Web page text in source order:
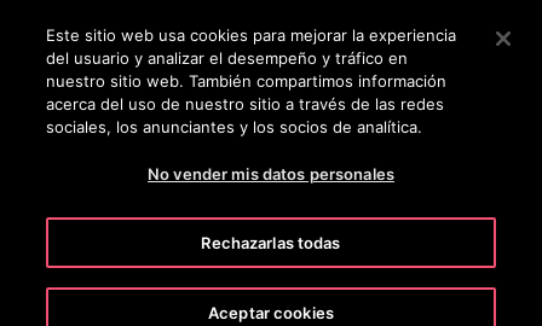
Pulse Intro para saltar al contenido principal
BUSCAR
United States (EN)
Este sitio web usa cookies para mejorar la experiencia
del usuario y analizar el desempeño y tráfico en
nuestro sitio web. También compartimos información
acerca del uso de nuestro sitio a través de las redes
sociales, los anunciantes y los socios de analítica.
No vender mis datos personales
Rechazarlas todas
Aceptar cookies